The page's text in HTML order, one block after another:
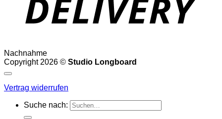
Nachnahme
Copyright 2026 © Studio Longboard
Vertrag widerrufen
Suche nach: